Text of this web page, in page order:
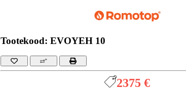
Tootekood: EVOYEH 10
2375 €